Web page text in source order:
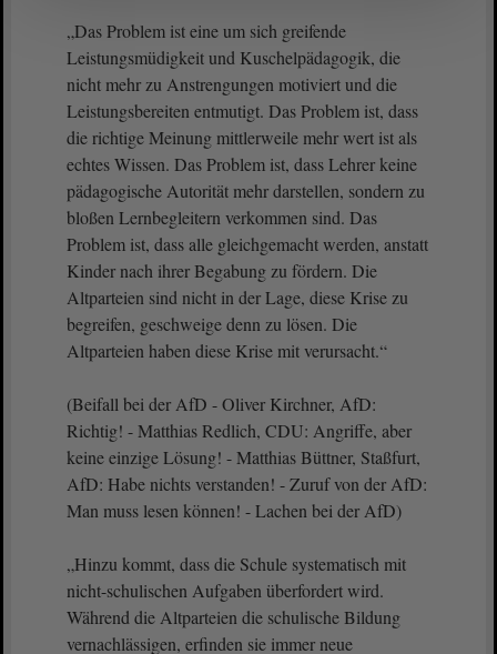
„Das Problem ist eine um sich greifende
Leistungsmüdigkeit und Kuschelpädagogik, die
nicht mehr zu Anstrengungen motiviert und die
Leistungsbereiten entmutigt. Das Problem ist, dass
die richtige Meinung mittlerweile mehr wert ist als
echtes Wissen. Das Problem ist, dass Lehrer keine
pädagogische Autorität mehr darstellen, sondern zu
bloßen Lernbegleitern verkommen sind. Das
Problem ist, dass alle gleichgemacht werden, anstatt
Kinder nach ihrer Begabung zu fördern. Die
Altparteien sind nicht in der Lage, diese Krise zu
begreifen, geschweige denn zu lösen. Die
Altparteien haben diese Krise mit verursacht.“
(Beifall bei der AfD - Oliver Kirchner, AfD:
Richtig! - Matthias Redlich, CDU: Angriffe, aber
keine einzige Lösung! - Matthias Büttner, Staßfurt,
AfD: Habe nichts verstanden! - Zuruf von der AfD:
Man muss lesen können! - Lachen bei der AfD)
„Hinzu kommt, dass die Schule systematisch mit
nicht-schulischen Aufgaben überfordert wird.
Während die Altparteien die schulische Bildung
vernachlässigen, erfinden sie immer neue